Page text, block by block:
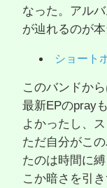
なった。アル
が辿れるのが本
ショート
このバンドか
最新EPのpray
よかったし、
ただ自分がこ
たのは時間に
こか暗さを引